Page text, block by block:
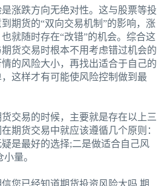
涨跌方向无绝对性。这与股票等投
期货的“双向交易机制”的影响，涨
就随时存在“改错”的机会。综合这
货交易时根本不用考虑错过机会的
的风险大小，再找出适合于自己的
这样才有可能使风险控制做到最
交易的时候，主要就是存在以上三
期货交易中就应该遵循几个原则：
是最好的选择;二是做适合自己风
量。